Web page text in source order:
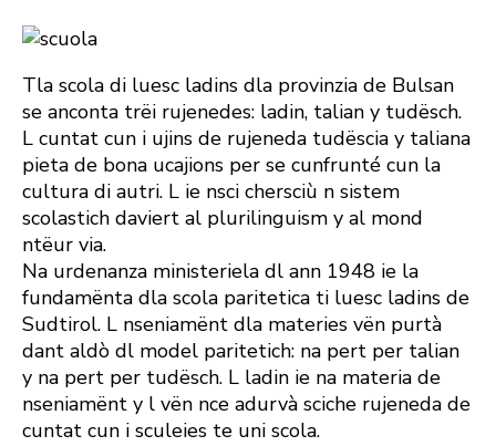
Tla scola di luesc ladins dla provinzia de Bulsan
se anconta trëi rujenedes: ladin, talian y tudësch.
L cuntat cun i ujins de rujeneda tudëscia y taliana
pieta de bona ucajions per se cunfrunté cun la
cultura di autri. L ie nsci chersciù n sistem
scolastich daviert al plurilinguism y al mond
ntëur via.
Na urdenanza ministeriela dl ann 1948 ie la
fundamënta dla scola paritetica ti luesc ladins de
Sudtirol. L nseniamënt dla materies vën purtà
dant aldò dl model paritetich: na pert per talian
y na pert per tudësch. L ladin ie na materia de
nseniamënt y l vën nce adurvà sciche rujeneda de
cuntat cun i sculeies te uni scola.